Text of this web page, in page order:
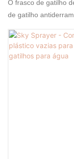
Pulverizador
O frasco de gatilho
de gatilho
funcionários
alguns frascos de